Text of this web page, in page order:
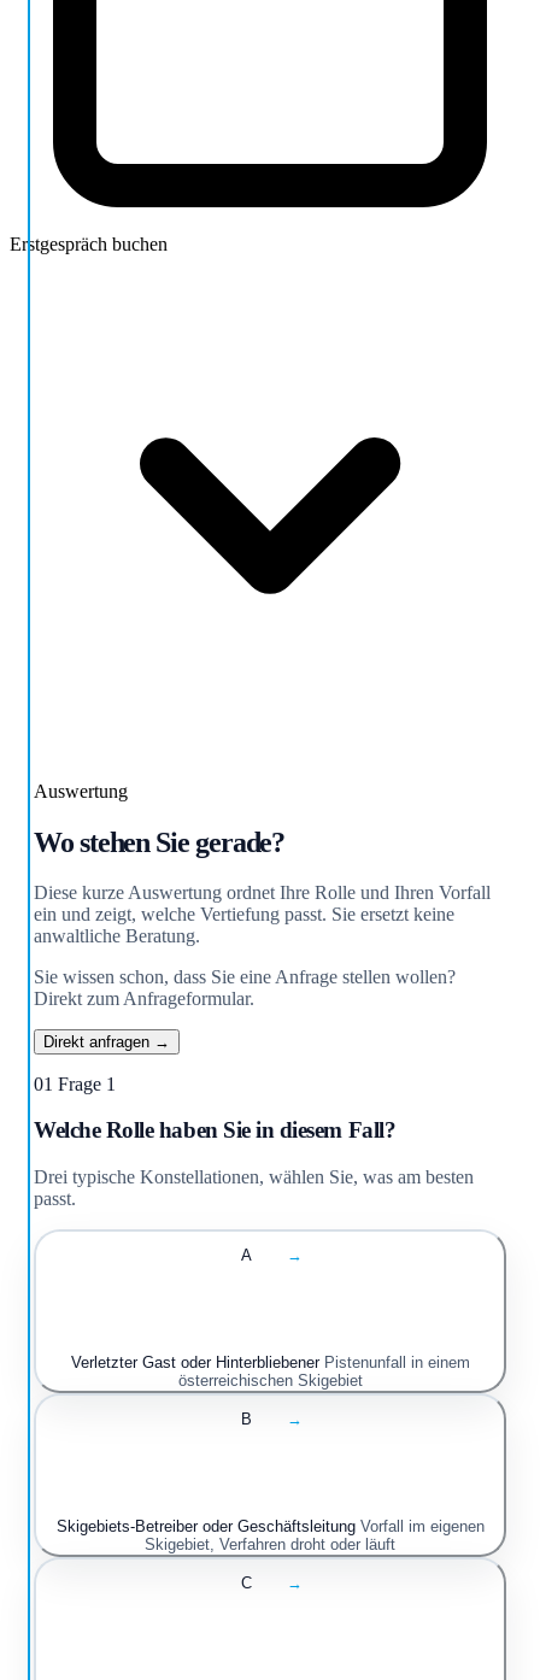
Erstgespräch buchen
Auswertung
Wo stehen Sie gerade?
Diese kurze Auswertung ordnet Ihre Rolle und Ihren Vorfall
ein und zeigt, welche Vertiefung passt. Sie ersetzt keine
anwaltliche Beratung.
Sie wissen schon, dass Sie eine Anfrage stellen wollen?
Direkt zum Anfrageformular.
Direkt anfragen →
01 Frage 1
Welche Rolle haben Sie in diesem Fall?
Drei typische Konstellationen, wählen Sie, was am besten
passt.
A →
Verletzter Gast oder Hinterbliebener Pistenunfall in einem
österreichischen Skigebiet
B →
Skigebiets-Betreiber oder Geschäftsleitung Vorfall im eigenen
Skigebiet, Verfahren droht oder läuft
C →